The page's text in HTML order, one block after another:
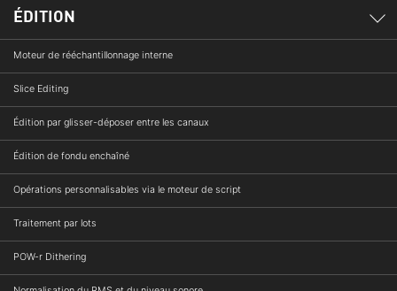
ÉDITION
Moteur de rééchantillonnage interne
Slice Editing
Édition par glisser-déposer entre les canaux
Édition de fondu enchaîné
Opérations personnalisables via le moteur de script
Traitement par lots
POW-r Dithering